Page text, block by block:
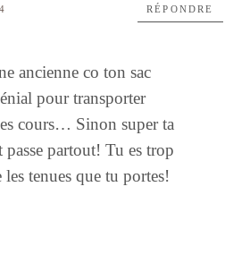
ancienne co ton sac
pour transporter
cours… Sinon super ta
partout! Tu es trop
tenues que tu portes!
RÉPONDRE